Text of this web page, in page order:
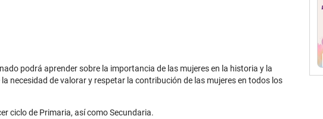
podrá aprender sobre la importancia de las mujeres en la historia y la
necesidad de valorar y respetar la contribución de las mujeres en todos los
ciclo de Primaria, así como Secundaria.